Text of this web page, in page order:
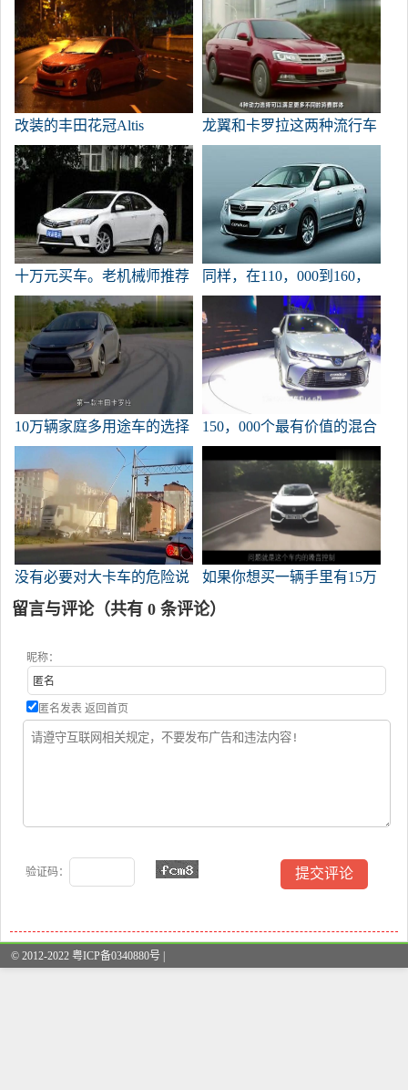
改装的丰田花冠Altis
龙翼和卡罗拉这两种流行车
十万元买车。老机械师推荐
了这5辆车。性价比极高。
同样，在110，000到160，
000之间，谁更好，本田思
域还是丰田卡罗拉？
10万辆家庭多用途车的选择
是什么？这些型号非常省
油！
150，000个最有价值的混合
模型看起来年轻时尚的花
没有必要对大卡车的危险说
太多。不要冒险。
如果你想买一辆手里有15万
人的日本车，除了思域，还
留言与评论（共有 0 条评论）
昵称：
匿名发表 返回首页
验证码：
© 2012-2022 粤ICP备0340880号 |